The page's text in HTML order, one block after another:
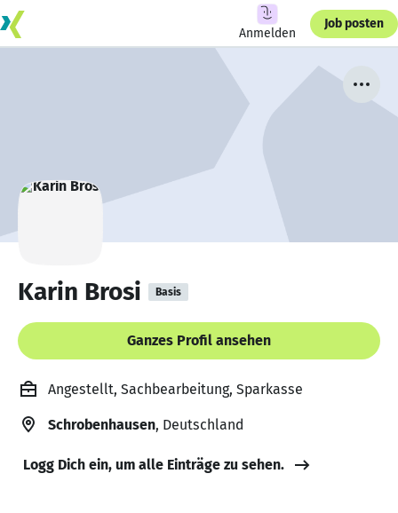
Anmelden
Job posten
Karin Brosi Basis
Ganzes Profil ansehen
Angestellt, Sachbearbeitung, Sparkasse
Schrobenhausen, Deutschland
Logg Dich ein, um alle Einträge zu sehen.